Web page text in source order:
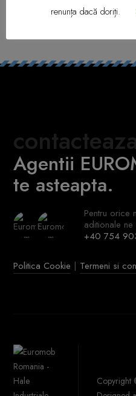
Agentii
te asteapta.
Pentru orice
aditionale
+40 754
Politica Cookie | Termeni si
Copyright
renunța dacă doriți.